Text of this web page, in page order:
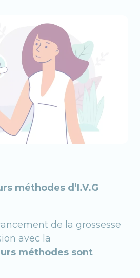
méthodes d’I.V.G
de la grossesse
avec la
méthodes sont